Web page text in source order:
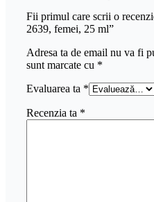
Fii primul care scrii o
2639, femei, 25 ml”
Adresa ta de email nu va fi
sunt marcate cu *
Evaluarea ta *
Recenzia ta *